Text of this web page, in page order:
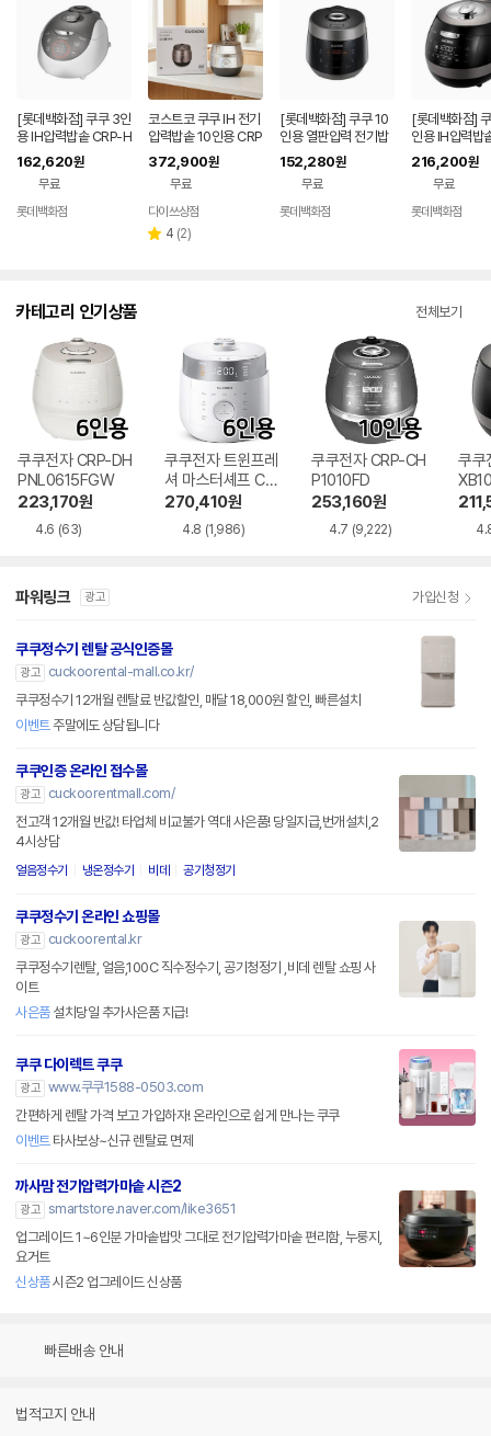
[롯데백화점] 쿠쿠 3인
용 IH압력밥솥 CRP-H
QB0310FS LE1214
358517
162,620원
무료
롯데백화점
코스트코 쿠쿠 IH 전기
압력밥솥 10인용 CRP
-JHP1010FGPS
372,900원
무료
다이쓰상점
별 4 리
(2)
[롯데백화점] 쿠쿠 10
인용 열판압력 전기밥
솥 CRP-P1055FD L
E1214090187
152,280원
무료
롯데백화점
[롯데백화점]
인용 IH압력밥
-
214358518
216,200원
무료
롯데백화점
카테고리 인기상품 전체보기
쿠쿠전자 CRP-DH
PNL0615FGW
223,170원
4.6 (63)
쿠쿠전자 트윈프레
셔 마스터셰프 CRP
-LHTR0610FW
270,410원
4.8 (1,986)
쿠쿠전자 CRP-CH
P1010FD
253,160원
4.7 (9,222)
쿠쿠
파워링크 광고 가입신청
쿠쿠정수기 렌탈 공식인증몰
광고
cuckoorental-mall.co.kr/
쿠쿠정수기 12개월 렌탈료 반값할인, 매달 18,000원 할인, 빠른설치
이벤트주말에도 상담됩니다
쿠쿠인증 온라인 접수몰
광고
cuckoorentmall.com/
전고객 12개월 반값! 타업체 비교불가 역대 사은품! 당일지급,번개설치,2
4시상담
얼음정수기 냉온정수기 비데 공기청정기
쿠쿠정수기 온라인 쇼핑몰
광고
cuckoorental.kr
쿠쿠정수기렌탈, 얼음,100C 직수정수기, 공기청정기 ,비데 렌탈 쇼핑 사
이트
사은품설치당일 추가사은품 지급!
쿠쿠 다이렉트 쿠쿠
광고 www.쿠쿠1588-0503.com
간편하게 렌탈 가격 보고 가입하자! 온라인으로 쉽게 만나는 쿠쿠
이벤트타사보상~신규 렌탈료 면제
까사맘 전기압력가마솥 시즌2
광고 smartstore.naver.com/like3651
업그레이드 1~6인분 가마솥밥맛 그대로 전기압력가마솥 편리함, 누룽지,
요거트
신상품시즌2 업그레이드 신상품
빠른배송 안내
법적고지 안내